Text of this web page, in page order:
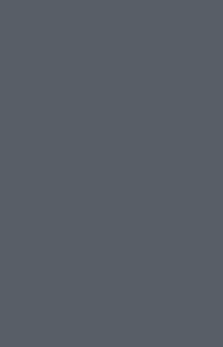
Länder, ein Gastgeber – alle Acts im
Moderation zu provinziell – das Fazit
Aserbaidschan chancenlos – Zypern
Der Europa-Park 2026 setzt auf viele
strukturell gescheitert – das